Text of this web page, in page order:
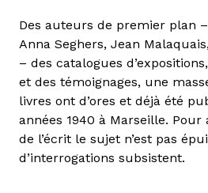
Des auteurs de premier plan
Anna Seghers, Jean
– des catalogues
et des témoignages, une
livres ont d’ores et déjà été
années 1940 à Marseille.
de l’écrit le sujet n’est pas
d’interrogations subsistent.